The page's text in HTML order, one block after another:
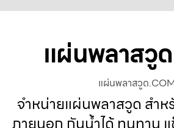
แผ่นพลาสวู
แผ่นพลาสวูด
จำหน่ายแผ่นพลาสวูด สำห